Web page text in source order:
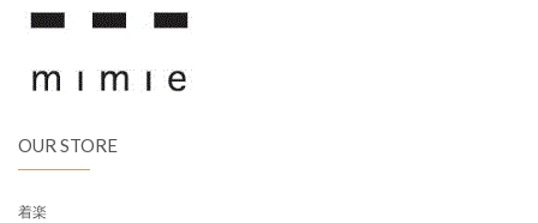
OUR STORE
着楽